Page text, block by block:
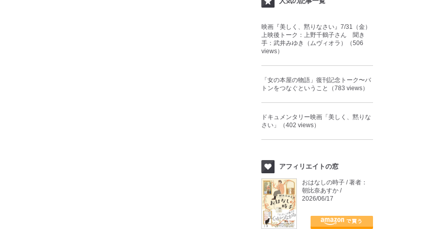
映画『美しく、黙りなさい』7/31（金）
上映後トーク：上野千鶴子さん 聞き
手：武井みゆき（ムヴィオラ）（506
views）
「女の本屋の物語」復刊記念トーク〜バ
トンをつなぐということ（783 views）
ドキュメンタリー映画「美しく、黙りな
さい」（402 views）
アフィリエイトの窓
おはなしの時子 / 著者：
朝比奈あすか /
2026/06/17